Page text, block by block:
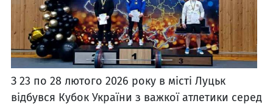
З 23 по 28 лютого 2026 року в місті Луцьк
відбувся Кубок України з важкої атлетики серед